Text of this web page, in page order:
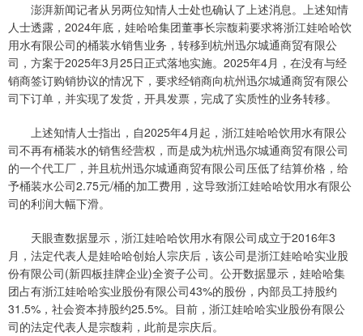
澎湃新闻记者从另两位知情人士处也确认了上述消息。上述知情
人士透露，2024年底，娃哈哈集团董事长宗馥莉要求将浙江娃哈哈饮
用水有限公司的桶装水销售业务，转移到杭州迅尔城通商贸有限公
司，方案于2025年3月25日正式落地实施。2025年4月，在没有与经
销商签订购销协议的情况下，要求经销商向杭州迅尔城通商贸有限公
司下订单，并实现了发货，开具发票，完成了实质性的业务转移。
上述知情人士指出，自2025年4月起，浙江娃哈哈饮用水有限公
司不再有桶装水的销售经营权，而是成为杭州迅尔城通商贸有限公司
的一个代工厂，并且杭州迅尔城通商贸有限公司压低了结算价格，给
予桶装水公司2.75元/桶的加工费用，这导致浙江娃哈哈饮用水有限公
司的利润大幅下滑。
天眼查数据显示，浙江娃哈哈饮用水有限公司成立于2016年3
月，法定代表人是娃哈哈创始人宗庆后，该公司是浙江娃哈哈实业股
份有限公司(新四板挂牌企业)全资子公司。公开数据显示，娃哈哈集
团占有浙江娃哈哈实业股份有限公司43%的股份，内部员工持股约
31.5%，社会资本持股约25.5%。目前，浙江娃哈哈实业股份有限公
司的法定代表人是宗馥莉，此前是宗庆后。